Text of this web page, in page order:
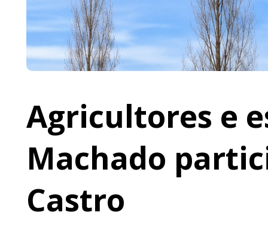
Agricultores e
Machado
Castro